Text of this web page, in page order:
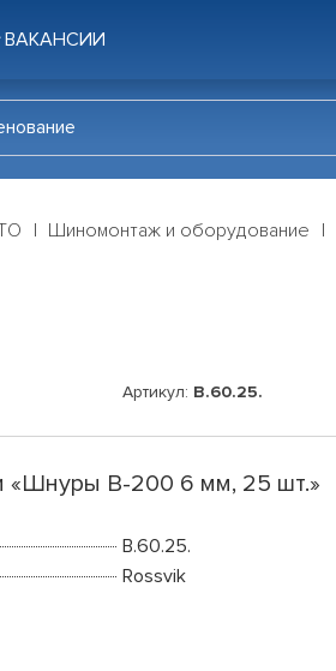
ВАКАНСИИ
Шиномонтаж и оборудование
Артикул: B.60.25.
«Шнуры В-200 6 мм, 25 шт.»
B.60.25.
Rossvik